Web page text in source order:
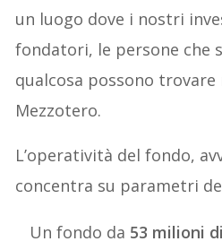
un luogo dove i nostri
fondatori, le persone che
qualcosa possono trovare
Mezzotero.
L’operatività del fondo,
concentra su parametri
Un fondo da 53 milioni